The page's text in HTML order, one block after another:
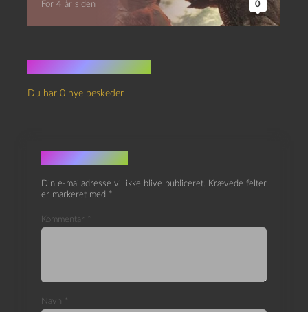
For 4 år siden 0
Du har 0 nye beskeder
Skriv et svar
Din e-mailadresse vil ikke blive publiceret. Krævede felter
er markeret med *
Kommentar *
Navn *